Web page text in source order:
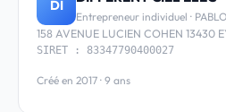
DI
Entrepreneur individuel ·
158 AVENUE LUCIEN COHEN 13430
SIRET : 83347790400027
Créé en 2017 · 9 ans